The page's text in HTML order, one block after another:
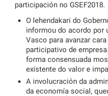
participación no GSEF2018.
O lehendakari do
informou do acordo por
Vasco para avanzar
participativo de
forma consensuada
existente do valor e
A involucración da
da economía social,